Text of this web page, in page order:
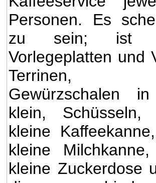
Personen. Es
zu sein; ist
Vorlegeplatten und
Terrinen,
Gewürzschalen
klein,
kleine
kleine
kleine Zuckerdose